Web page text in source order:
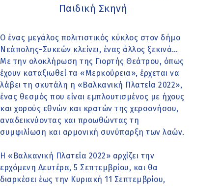
Παιδική Σκηνή
Ο ένας μεγάλος πολιτιστικός κύκλος στον δήμο
Νεάπολης-Συκεών κλείνει, ένας άλλος ξεκινά…
Με την ολοκλήρωση της Γιορτής Θεάτρου, όπως
έχουν καταξιωθεί τα «Μερκούρεια», έρχεται να
λάβει τη σκυτάλη η «Βαλκανική Πλατεία 2022»,
ένας θεσμός που είναι εμπλουτισμένος με ήχους
και χορούς εθνών και κρατών της χερσονήσου,
αναδεικνύοντας και προωθώντας τη
συμφιλίωση και αρμονική συνύπαρξη των λαών.
Η «Βαλκανική Πλατεία 2022» αρχίζει την
ερχόμενη Δευτέρα, 5 Σεπτεμβρίου, και θα
διαρκέσει έως την Κυριακή 11 Σεπτεμβρίου,